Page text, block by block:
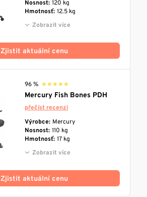
Nosnost: 120 kg
Hmotnosť: 12.5 kg
Zobrazit více
Zjistit aktuální cenu
96 % ★★★★★
★★★★★
Mercury Fish Bones PDH
přečíst recenzi
Výrobce: Mercury
Nosnost: 110 kg
Hmotnosť: 17 kg
Zobrazit více
Zjistit aktuální cenu